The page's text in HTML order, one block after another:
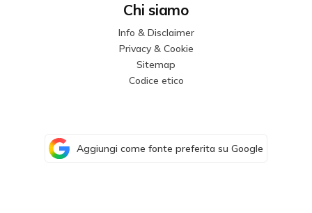
Chi siamo
Info & Disclaimer
Privacy & Cookie
Sitemap
Codice etico
Aggiungi come fonte preferita su Google